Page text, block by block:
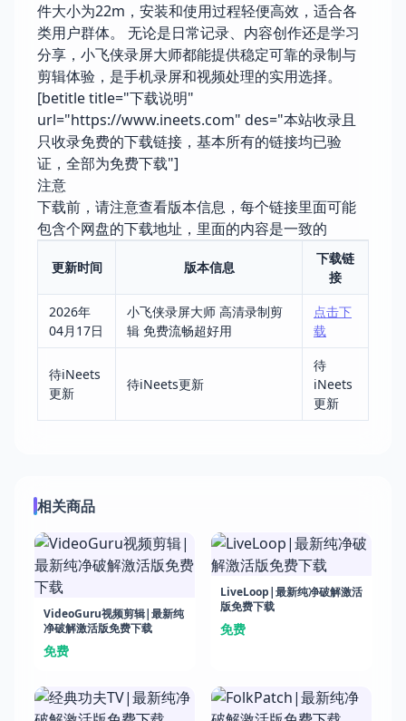
件大小为22m，安装和使用过程轻便高效，适合各
类用户群体。 无论是日常记录、内容创作还是学习
分享，小飞侠录屏大师都能提供稳定可靠的录制与
剪辑体验，是手机录屏和视频处理的实用选择。
[betitle title="下载说明"
url="https://www.ineets.com" des="本站收录且
只收录免费的下载链接，基本所有的链接均已验
证，全部为免费下载"]
注意
下载前，请注意查看版本信息，每个链接里面可能
包含个网盘的下载地址，里面的内容是一致的
更新时间 版本信息
下载链
接
2026年
04月17日
小飞侠录屏大师 高清录制剪
辑 免费流畅超好用
点击下
载
待iNeets
更新
待iNeets更新
待
iNeets
更新
相关商品
VideoGuru视频剪辑|最新纯
净破解激活版免费下载
免费
LiveLoop|最新纯净破解激活
版免费下载
免费